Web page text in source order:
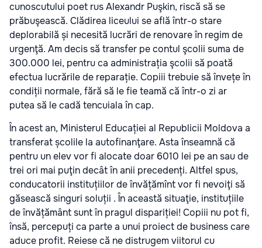
cunoscutului poet rus Alexandr Puşkin, riscă să se
prăbuşească. Clădirea liceului se află într-o stare
deplorabilă și necesită lucrări de renovare în regim de
urgenţă. Am decis să transfer pe contul şcolii suma de
300.000 lei, pentru ca administrația şcolii să poată
efectua lucrările de reparație. Copiii trebuie să învețe în
condiții normale, fără să le fie teamă că într-o zi ar
putea să le cadă tencuiala în cap.
În acest an, Ministerul Educației al Republicii Moldova a
transferat școlile la autofinanţare. Asta înseamnă că
pentru un elev vor fi alocate doar 6010 lei pe an sau de
trei ori mai puţin decât în anii precedenți. Altfel spus,
conducatorii instituțiilor de învățămînt vor fi nevoiţi să
găsească singuri soluții . În această situaţie, instituțiile
de învățământ sunt în pragul dispariției! Copiii nu pot fi,
însă, percepuți ca parte a unui proiect de business care
aduce profit. Reiese că ne distrugem viitorul cu